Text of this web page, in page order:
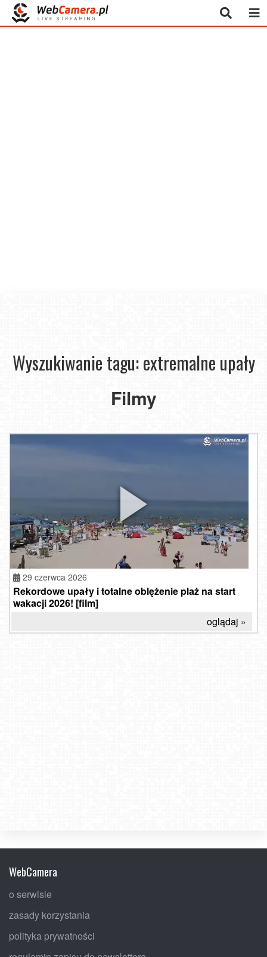
Wyszukiwanie tagu: extremalne upały
Filmy
29 czerwca 2026
Rekordowe upały i totalne oblężenie plaż na start
wakacji 2026! [film]
oglądaj »
WebCamera
o serwisie
zasady korzystania
polityka prywatności